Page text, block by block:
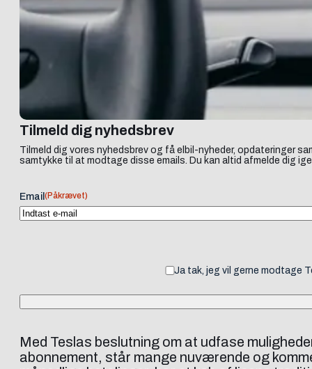
Tilmeld dig nyhedsbrev
Tilmeld dig vores nyhedsbrev og få elbil-nyheder, opdateringer
samtykke til at modtage disse emails. Du kan altid afmelde dig
Email (Påkrævet)
Ja tak, jeg vil gerne modtage
Med Teslas beslutning om at udfase
abonnement, står mange nuværende og